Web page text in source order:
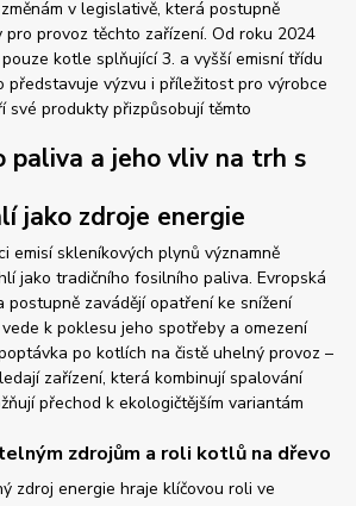
v legislativě, která postupně
pro provoz těchto zařízení. Od roku 2024
kotle splňující 3. a vyšší emisní třídu
představuje výzvu i příležitost pro výrobce
své produkty přizpůsobují těmto
paliva a jeho vliv na trh s
jako zdroje energie
emisí skleníkových plynů významně
jako tradičního fosilního paliva. Evropská
postupně zavádějí opatření ke snížení
k poklesu jeho spotřeby a omezení
po kotlích na čistě uhelný provoz –
zařízení, která kombinují spalování
přechod k ekologičtějším variantám
zdrojům a roli kotlů na dřevo
zdroj energie hraje klíčovou roli ve